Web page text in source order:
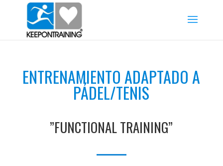
ENTRENAMIENTO ADAPTADO A
PÁDEL/TENIS
”FUNCTIONAL TRAINING”